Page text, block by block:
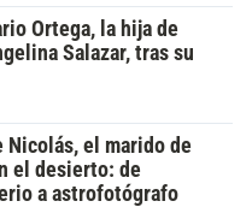
Ortega, la hija de
Salazar, tras su
Nicolás, el marido de
el desierto: de
a astrofotógrafo